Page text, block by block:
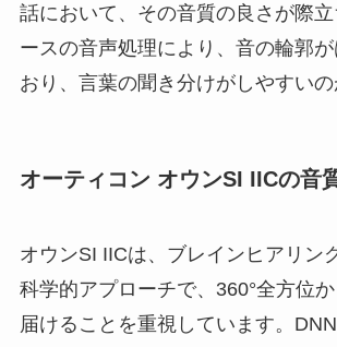
話において、その音質の良さが際
ースの音声処理により、音の輪郭
おり、言葉の聞き分けがしやすいの
オーティコン オウンSI IICの音
オウンSI IICは、ブレインヒアリン
科学的アプローチで、360°全方位
届けることを重視しています。